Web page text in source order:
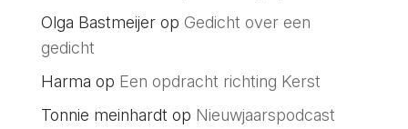
Olga Bastmeijerop Gedicht over een
gedicht
Harma op Een opdracht richting Kerst
Tonnie meinhardt op Nieuwjaarspodcast